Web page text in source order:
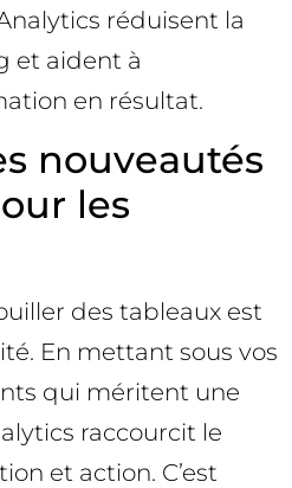
réduisent la
et aident à
en résultat.
nouveautés
les
des tableaux est
En mettant sous vos
qui méritent une
raccourcit le
et action. C’est